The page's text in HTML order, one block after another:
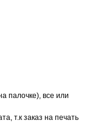
палочке), все или
т.к заказ на печать